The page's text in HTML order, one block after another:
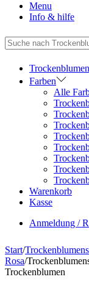
Menu
Info & hilfe
suchen
nach>
Farben
Alle
Warenkorb
Kasse
Anmeldung /
Start/
Rosa/
Trockenblumen